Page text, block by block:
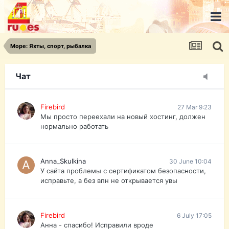
Море: Яхты, спорт, рыбалка
Чат
urist.dokument@gmail.com
https://pasport-ua.com/
Телеграмм @uristpassua
Firebird
Друзья - из России без VPN сайт и форум
Firebird 27 Mar 9:23
Мы просто переехали на новый хостинг, должен
нормально работать
Anna_Skulkina 30 June 10:04
У сайта проблемы с сертификатом безопасности,
исправьте, а без впн не открывается увы
Firebird 6 July 17:05
Анна - спасибо! Исправили вроде